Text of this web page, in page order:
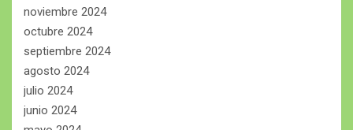
noviembre 2024
octubre 2024
septiembre 2024
agosto 2024
julio 2024
junio 2024